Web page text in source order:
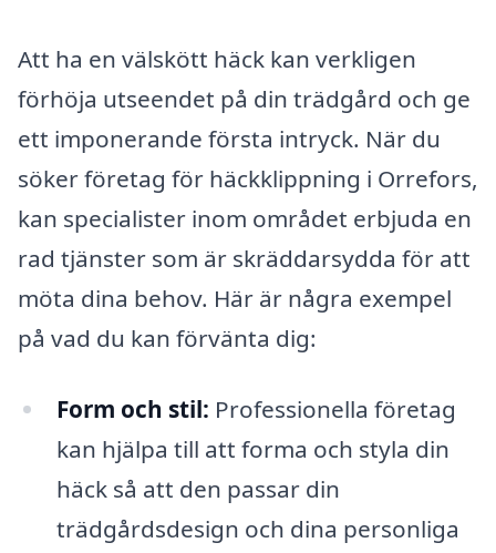
Att ha en välskött häck kan verkligen
förhöja utseendet på din trädgård och ge
ett imponerande första intryck. När du
söker företag för häckklippning i Orrefors,
kan specialister inom området erbjuda en
rad tjänster som är skräddarsydda för att
möta dina behov. Här är några exempel
på vad du kan förvänta dig:
Form och stil: Professionella företag
kan hjälpa till att forma och styla din
häck så att den passar din
trädgårdsdesign och dina personliga